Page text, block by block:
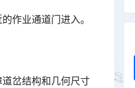
作业通道门进入。
岔结构和几何尺寸